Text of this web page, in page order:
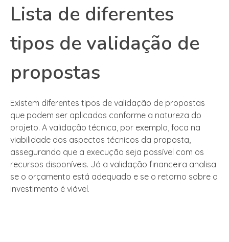
Lista de diferentes
tipos de validação de
propostas
Existem diferentes tipos de validação de propostas
que podem ser aplicados conforme a natureza do
projeto. A validação técnica, por exemplo, foca na
viabilidade dos aspectos técnicos da proposta,
assegurando que a execução seja possível com os
recursos disponíveis. Já a validação financeira analisa
se o orçamento está adequado e se o retorno sobre o
investimento é viável.